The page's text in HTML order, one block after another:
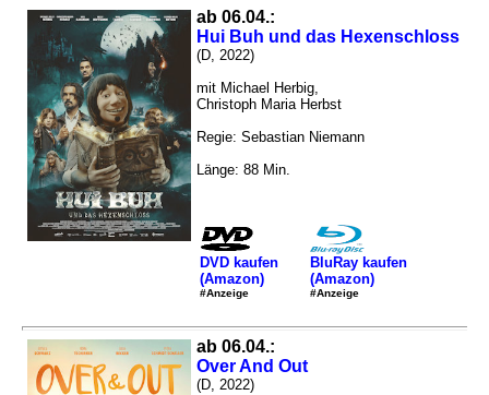
ab 06.04.:
Hui Buh und das Hexenschloss
(D, 2022)
mit Michael Herbig,
Christoph Maria Herbst
Regie: Sebastian Niemann
Länge: 88 Min.
DVD kaufen
(Amazon)
#Anzeige
BluRay kaufen
(Amazon)
#Anzeige
ab 06.04.:
Over And Out
(D, 2022)